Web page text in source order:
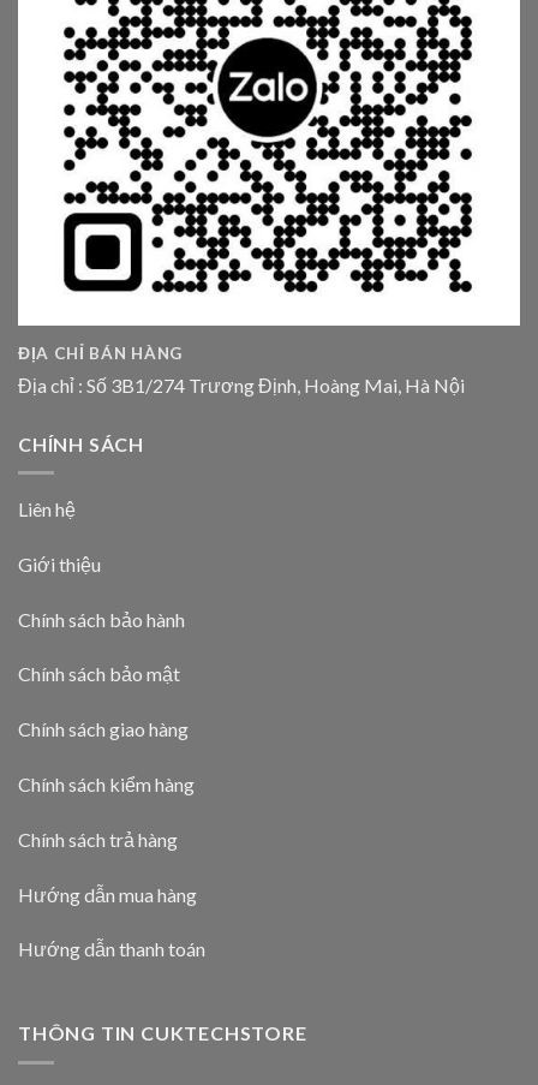
ĐỊA CHỈ BÁN HÀNG
Địa chỉ : Số 3B1/274 Trương Định, Hoàng Mai, Hà Nội
CHÍNH SÁCH
Liên hệ
Giới thiệu
Chính sách bảo hành
Chính sách bảo mật
Chính sách giao hàng
Chính sách kiểm hàng
Chính sách trả hàng
Hướng dẫn mua hàng
Hướng dẫn thanh toán
THÔNG TIN CUKTECHSTORE